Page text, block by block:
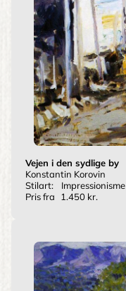
Vejen i den sydlige by
Konstantin Korovin
Stilart:
Impressionisme
Pris fra
1.450 kr.